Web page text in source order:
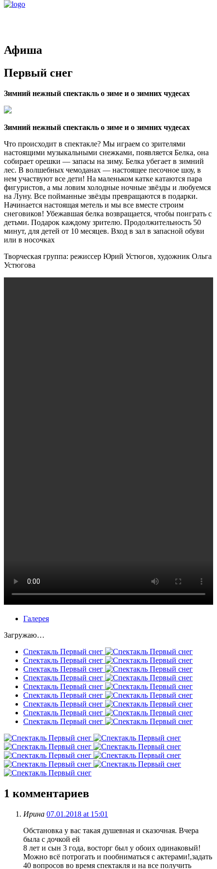
Афиша
Первый снег
Зимний нежный спектакль о зиме и о зимних чудесах
Зимний нежный спектакль о зиме и о зимних чудесах
Что происходит в спектакле? Мы играем со зрителями
настоящими музыкальными снежками, появляется Белка, она
собирает орешки — запасы на зиму. Белка убегает в зимний
лес. В волшебных чемоданах — настоящее песочное шоу, в
нем участвуют все дети! На маленьком катке катаются пара
фигуристов, а мы ловим холодные ночные звёзды и любуемся
на Луну. Все пойманные звёзды превращаются в подарки.
Начинается настоящая метель и мы все вместе строим
снеговиков! Убежавшая белка возвращается, чтобы поиграть с
детьми. Подарок каждому зрителю. Продолжительность 50
минут, для детей от 10 месяцев. Вход в зал в запасной обуви
или в носочках
Творческая группа: режиссер Юрий Устюгов, художник Ольга
Устюгова
Галерея
Загружаю…
Спектакль Первый снег
Спектакль Первый снег
Спектакль Первый снег
Спектакль Первый снег
Спектакль Первый снег
Спектакль Первый снег
Спектакль Первый снег
Спектакль Первый снег
Спектакль Первый снег
1 комментариев
Ирина 07.01.2018 at 15:01
Обстановка у вас такая душевная и сказочная. Вчера
была с дочкой ей
8 лет и сын 3 года, восторг был у обоих одинаковый!
Можно всё потрогать и пообниматься с актерами!,задать
40 вопросов во время спектакля и на все получить